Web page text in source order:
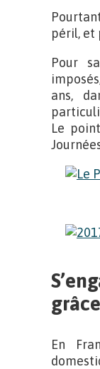
péril, et
Pour
ans,
Le
En